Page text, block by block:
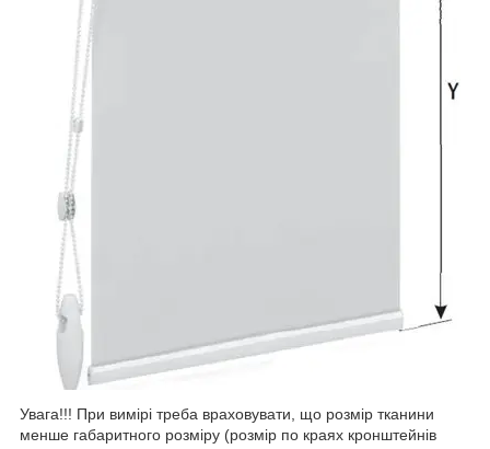
Увага!!! При вимірі треба враховувати, що розмір тканини
менше габаритного розміру (розмір по краях кронштейнів